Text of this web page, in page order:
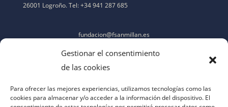
Gestionar el consentimiento
de las cookies
Para ofrecer las mejores experiencias, utilizamos tecnologías como las
cookies para almacenar y/o acceder a la información del dispositivo. El
26001 Logroño. Tel: +34 941 287 685
fundacion@fsanmillan.es